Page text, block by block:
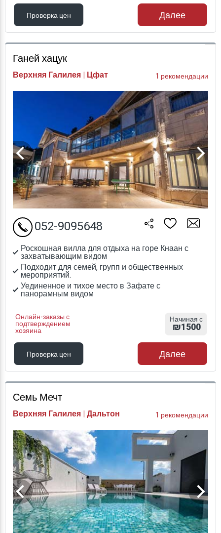
Проверка цен
Проверка цен
Далее
Ганей хацук
Верхняя Галилея | Цфат 1 рекомендации
Роскошная вилла для отдыха на горе Кнаан с
захватывающим видом
Подходит для семей, групп и общественных
мероприятий.
Уединенное и тихое место в Зафате с
панорамным видом
Онлайн-заказы с
подтверждением
хозяина
052-9095648
Начиная с
₪1500
Проверка цен
Проверка цен
Далее
Семь Мечт
Верхняя Галилея | Дальтон 1 рекомендации